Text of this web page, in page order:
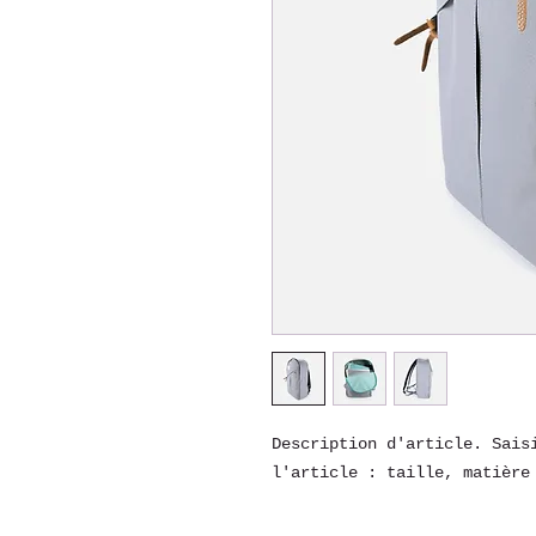
Description d'article.
l'article : taille, matière